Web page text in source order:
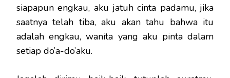
siapapun engkau, aku jatuh cinta padamu, jika
saatnya telah tiba, aku akan tahu bahwa itu
adalah engkau, wanita yang aku pinta dalam
setiap do’a-do’aku.